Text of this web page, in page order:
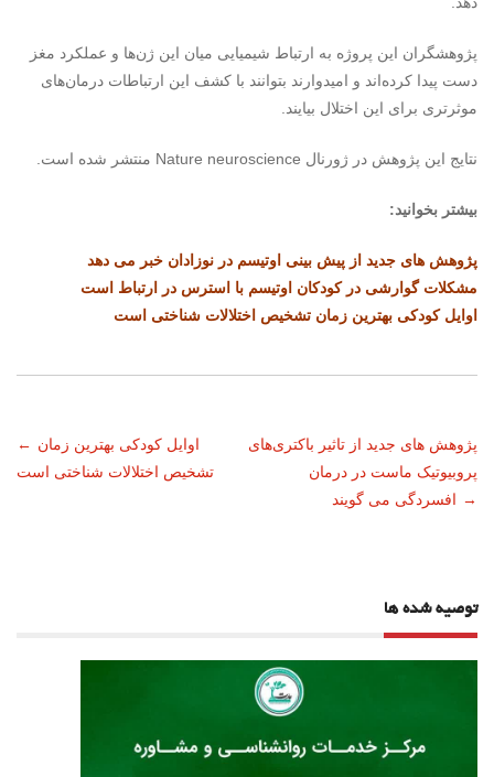
پژوهشگران این پروژه به ارتباط شیمیایی میان این ژن‌ها و عملکرد مغز
دست پیدا کرده‌اند و امیدوارند بتوانند با کشف این ارتباطات درمان‌های
موثرتری برای این اختلال بیایند.
نتایج این پژوهش در ژورنال Nature neuroscience منتشر شده است.
بیشتر بخوانید:
پژوهش های جدید از پیش بینی اوتیسم در نوزادان خبر می دهد
مشکلات گوارشی در کودکان اوتیسم با استرس در ارتباط است
اوایل کودکی بهترین زمان تشخیص اختلالات شناختی است
ناوبری
نوشته
← اوایل کودکی بهترین زمان
تشخیص اختلالات شناختی است
پژوهش های جدید از تاثیر باکتری‌های
پروبیوتیک ماست در درمان
افسردگی می گویند →
توصیه شده ها